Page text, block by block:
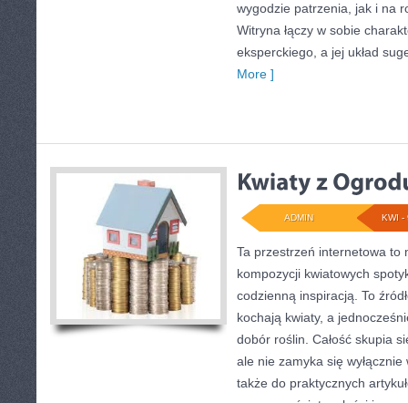
wygodzie patrzenia, jak i na
Witryna łączy w sobie
eksperckiego, a jej układ
More ]
KWI -
ADMIN
Ta przestrzeń internetowa to
kompozycji kwiatowych
codzienną inspiracją. To
kochają kwiaty, a
dobór roślin. Całość skupia
ale nie zamyka się
także do praktycznych